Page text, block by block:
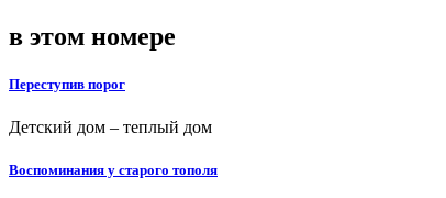
в этом номере
Переступив порог
Детский дом – теплый дом
Воспоминания у старого тополя